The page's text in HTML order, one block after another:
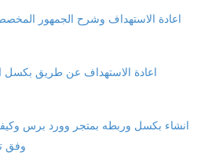
اعادة الاستهداف وشرح الجمهور
اعادة الاستهداف عن طريق بكسل
انشاء بكسل وربطه بمتجر وورد برس
وفق